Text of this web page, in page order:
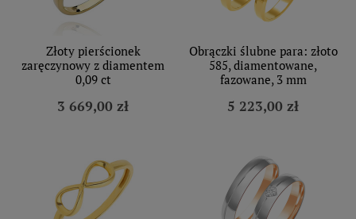
Złoty pierścionek
zaręczynowy z diamentem
0,09 ct
3 669,00 zł
Obrączki ślubne para: złoto
585, diamentowane,
fazowane, 3 mm
5 223,00 zł